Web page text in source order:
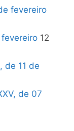
fevereiro
12
de 11 de
de 07